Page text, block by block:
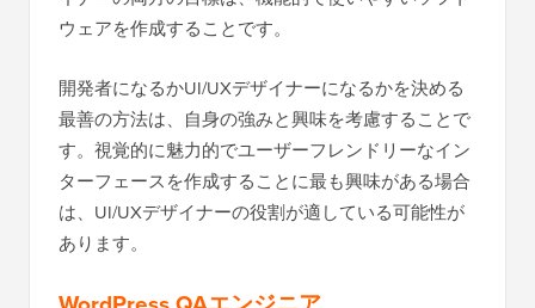
ウェアを作成することです。
開発者になるかUI/UXデザイナーになるかを決める
最善の方法は、自身の強みと興味を考慮することで
す。視覚的に魅力的でユーザーフレンドリーなイン
ターフェースを作成することに最も興味がある場合
は、UI/UXデザイナーの役割が適している可能性が
あります。